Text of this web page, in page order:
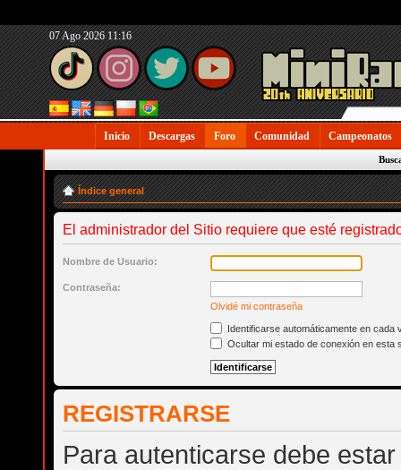
07 Ago 2026 11:16
Inicio Descargas Foro Comunidad Campeonatos
Índice general
El administrador del Sitio requiere que esté
Nombre de Usuario:
Contraseña:
Olvidé mi contraseña
Identificarse automáticamente en cada
Ocultar mi estado de conexión en esta
REGISTRARSE
Para autenticarse debe